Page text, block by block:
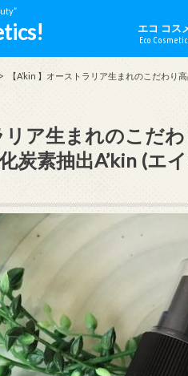
エコ コス
Eco
【A’kin 】オーストラリア生まれのこだわり
リア生まれのこだ
炭素抽出A’kin (エ